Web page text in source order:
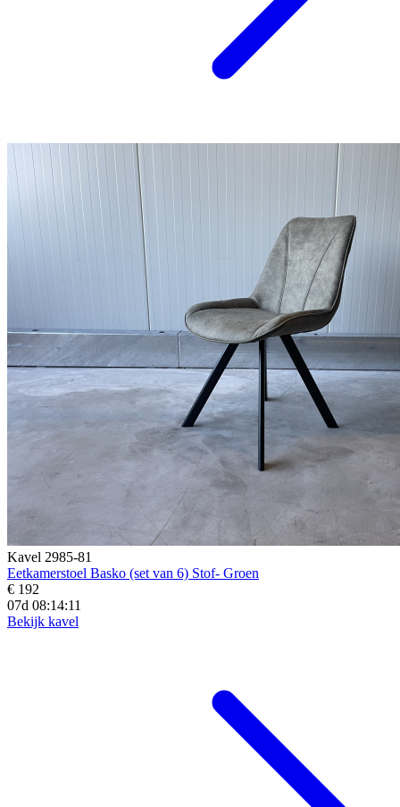
Kavel 2985-81
Eetkamerstoel Basko (set van 6) Stof- Groen
€ 192
07d 08:14:09
Bekijk kavel